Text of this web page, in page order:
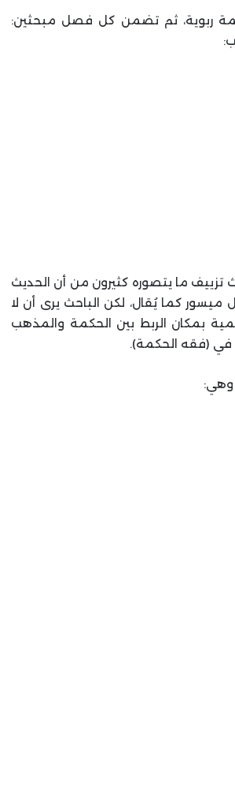
ربوية، ثم تضمن كل فصل مبحثين:
ما يتصوره كثيرون من أن الحديث
كما يُقال، لكن الباحث يرى أن لا
بمكان الربط بين الحكمة والمذهب
في (فقه الحكمة).
وهي: